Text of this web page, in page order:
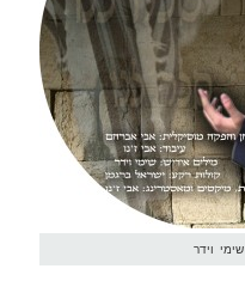
שימי וידר